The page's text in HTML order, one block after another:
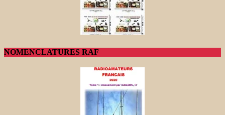
NOMENCLATURES RAF